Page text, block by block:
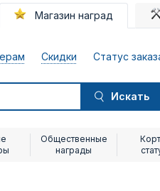
Магазин наград
Скидки Статус
Искать
Общественные
награды